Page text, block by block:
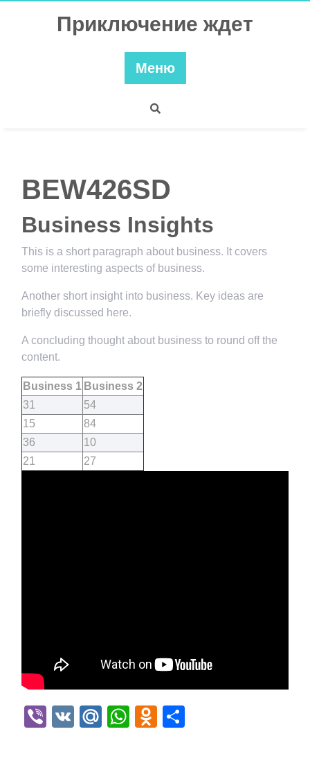
Приключение ждет
Меню
BEW426SD
Business Insights
This is a short paragraph about business. It covers
some interesting aspects of business.
Another short insight into business. Key ideas are
briefly discussed here.
A concluding thought about business to round off the
content.
Business 1 Business 2
31
54
15
84
36
10
21
27
Viber
VK Mail.Ru
WhatsApp
Odnoklassniki